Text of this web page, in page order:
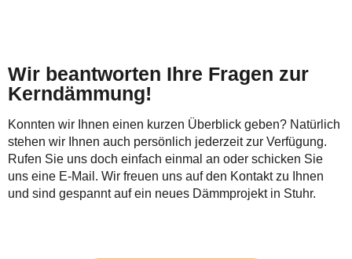
Wir beantworten Ihre Fragen zur
Kerndämmung!
Konnten wir Ihnen einen kurzen Überblick geben? Natürlich
stehen wir Ihnen auch persönlich jederzeit zur Verfügung.
Rufen Sie uns doch einfach einmal an oder schicken Sie
uns eine E-Mail. Wir freuen uns auf den Kontakt zu Ihnen
und sind gespannt auf ein neues Dämmprojekt in Stuhr.